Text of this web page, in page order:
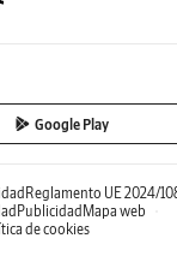
Google Play
Reglamento UE 2024/
Publicidad Mapa web
de cookies